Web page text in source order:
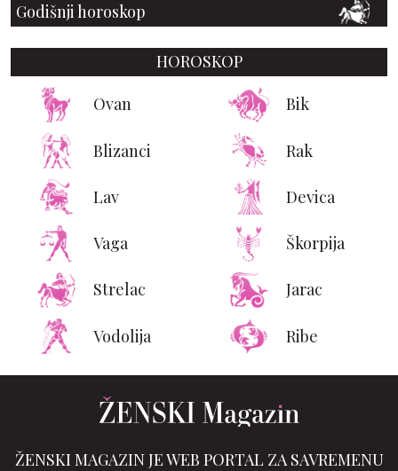
Godišnji horoskop
HOROSKOP
Ovan Bik
Blizanci Rak
Lav Devica
Vaga Škorpija
Strelac Jarac
Vodolija Ribe
ŽENSKI MAGAZIN JE WEB PORTAL ZA SAVREMENU